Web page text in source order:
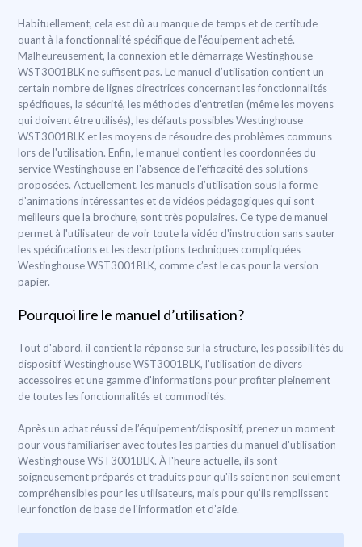
Habituellement, cela est dû au manque de temps et de certitude
quant à la fonctionnalité spécifique de l'équipement acheté.
Malheureusement, la connexion et le démarrage Westinghouse
WST3001BLK ne suffisent pas. Le manuel d’utilisation contient un
certain nombre de lignes directrices concernant les fonctionnalités
spécifiques, la sécurité, les méthodes d'entretien (même les moyens
qui doivent être utilisés), les défauts possibles Westinghouse
WST3001BLK et les moyens de résoudre des problèmes communs
lors de l'utilisation. Enfin, le manuel contient les coordonnées du
service Westinghouse en l'absence de l'efficacité des solutions
proposées. Actuellement, les manuels d’utilisation sous la forme
d'animations intéressantes et de vidéos pédagogiques qui sont
meilleurs que la brochure, sont très populaires. Ce type de manuel
permet à l'utilisateur de voir toute la vidéo d'instruction sans sauter
les spécifications et les descriptions techniques compliquées
Westinghouse WST3001BLK, comme c’est le cas pour la version
papier.
Pourquoi lire le manuel d’utilisation?
Tout d'abord, il contient la réponse sur la structure, les possibilités du
dispositif Westinghouse WST3001BLK, l'utilisation de divers
accessoires et une gamme d'informations pour profiter pleinement
de toutes les fonctionnalités et commodités.
Après un achat réussi de l’équipement/dispositif, prenez un moment
pour vous familiariser avec toutes les parties du manuel d'utilisation
Westinghouse WST3001BLK. À l'heure actuelle, ils sont
soigneusement préparés et traduits pour qu'ils soient non seulement
compréhensibles pour les utilisateurs, mais pour qu’ils remplissent
leur fonction de base de l'information et d’aide.